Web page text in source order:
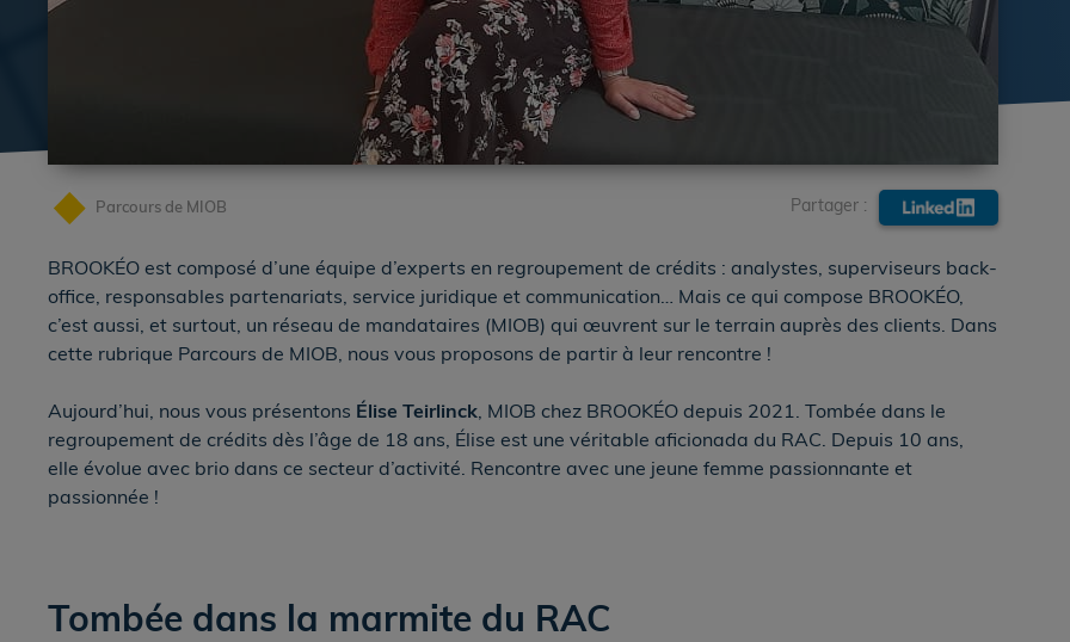
Parcours de MIOB Partager :
BROOKÉO est composé d’une équipe d’experts en regroupement de crédits : analystes, superviseurs back-
office, responsables partenariats, service juridique et communication… Mais ce qui compose BROOKÉO,
c’est aussi, et surtout, un réseau de mandataires (MIOB) qui œuvrent sur le terrain auprès des clients. Dans
cette rubrique Parcours de MIOB, nous vous proposons de partir à leur rencontre !
Aujourd’hui, nous vous présentons Élise Teirlinck, MIOB chez BROOKÉO depuis 2021. Tombée dans le
regroupement de crédits dès l’âge de 18 ans, Élise est une véritable aficionada du RAC. Depuis 10 ans,
elle évolue avec brio dans ce secteur d’activité. Rencontre avec une jeune femme passionnante et
passionnée !
Tombée dans la marmite du RAC